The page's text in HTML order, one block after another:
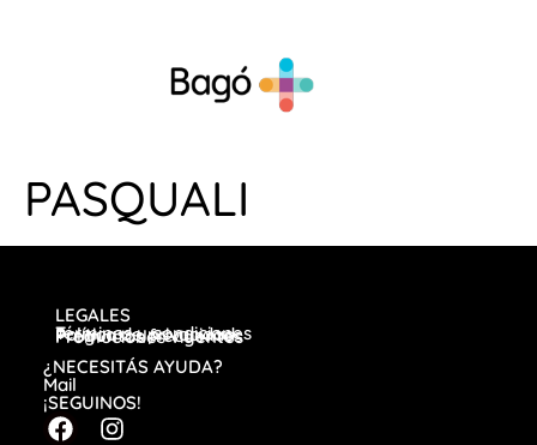
PASQUALI
LEGALES
Términos y condiciones
Política de privacidad
Preguntas frecuentes
Promociones vigentes
¿NECESITÁS AYUDA?
Mail
¡SEGUINOS!